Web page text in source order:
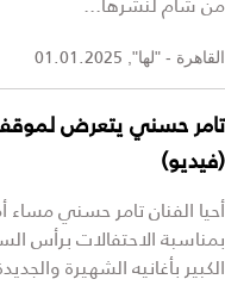
القاهرة - "لها", 01.01.2025
تامر حسني يتعرض
(فيديو)
أحيا الفنان تامر حسني مساء
بمناسبة الاحتفالات برأس
الكبير بأغانيه الشهيرة